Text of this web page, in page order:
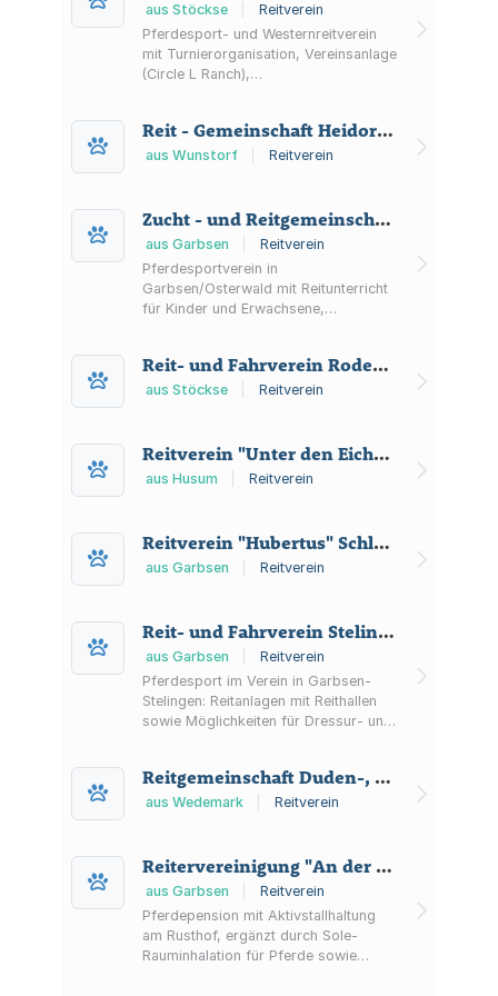
aus Stöckse
Reitverein
Pferdesport- und Westernreitverein
mit Turnierorganisation, Vereinsanlage
(Circle L Ranch),
(Stöckse).
Reit - Gemeinschaft Heidorn e.V.
aus Wunstorf Reitverein
Zucht - und Reitgemeinschaft Osterwald e.V.
aus Garbsen
Reitverein
Pferdesportverein in
Garbsen/Osterwald mit Reitunterricht
für Kinder und Erwachsene,
Reiterhof Körber.
Reit- und Fahrverein Rodewald Mandelsloh e.V.
aus Stöckse Reitverein
Reitverein "Unter den Eichen" Bolsehle e.V.
aus Husum Reitverein
Reitverein "Hubertus" Schloß Ricklingen e.V.
aus Garbsen Reitverein
Reit- und Fahrverein Stelingen e.V.
aus Garbsen
Reitverein
Pferdesport im Verein in Garbsen-
Stelingen: Reitanlagen mit Reithallen
sowie Möglichkeiten für Dressur- und
Lehrgänge und Vereinsaktivitäten.
Reitgemeinschaft Duden-, Rodenbostel/ Ibsingen e.V.
aus Wedemark Reitverein
Reitervereinigung "An der Worth" e.V.
aus Garbsen
Reitverein
Pferdepension mit Aktivstallhaltung
am Rusthof, ergänzt durch Sole-
Rauminhalation für Pferde sowie